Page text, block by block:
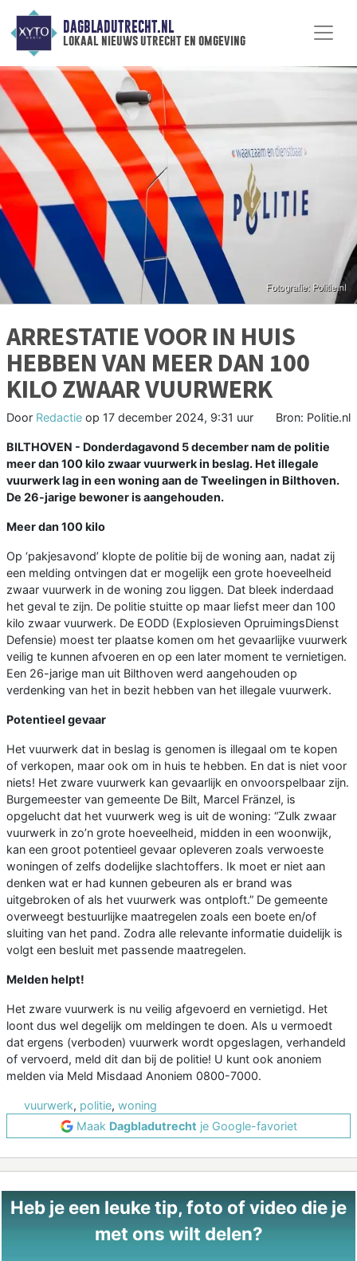
DAGBLADUTRECHT.NL
lokaal nieuws utrecht en omgeving
ARRESTATIE VOOR IN HUIS
HEBBEN VAN MEER DAN 100
KILO ZWAAR VUURWERK
Door Redactie op 17 december 2024, 9:31 uur Bron: Politie.nl
BILTHOVEN - Donderdagavond 5 december nam de politie
meer dan 100 kilo zwaar vuurwerk in beslag. Het illegale
vuurwerk lag in een woning aan de Tweelingen in Bilthoven.
De 26-jarige bewoner is aangehouden.
Meer dan 100 kilo
Op ‘pakjesavond’ klopte de politie bij de woning aan, nadat zij
een melding ontvingen dat er mogelijk een grote hoeveelheid
zwaar vuurwerk in de woning zou liggen. Dat bleek inderdaad
het geval te zijn. De politie stuitte op maar liefst meer dan 100
kilo zwaar vuurwerk. De EODD (Explosieven OpruimingsDienst
Defensie) moest ter plaatse komen om het gevaarlijke vuurwerk
veilig te kunnen afvoeren en op een later moment te vernietigen.
Een 26-jarige man uit Bilthoven werd aangehouden op
verdenking van het in bezit hebben van het illegale vuurwerk.
Potentieel gevaar
Het vuurwerk dat in beslag is genomen is illegaal om te kopen
of verkopen, maar ook om in huis te hebben. En dat is niet voor
niets! Het zware vuurwerk kan gevaarlijk en onvoorspelbaar zijn.
Burgemeester van gemeente De Bilt, Marcel Fränzel, is
opgelucht dat het vuurwerk weg is uit de woning: “Zulk zwaar
vuurwerk in zo’n grote hoeveelheid, midden in een woonwijk,
kan een groot potentieel gevaar opleveren zoals verwoeste
woningen of zelfs dodelijke slachtoffers. Ik moet er niet aan
denken wat er had kunnen gebeuren als er brand was
uitgebroken of als het vuurwerk was ontploft.” De gemeente
overweegt bestuurlijke maatregelen zoals een boete en/of
sluiting van het pand. Zodra alle relevante informatie duidelijk is
volgt een besluit met passende maatregelen.
Melden helpt!
Het zware vuurwerk is nu veilig afgevoerd en vernietigd. Het
loont dus wel degelijk om meldingen te doen. Als u vermoedt
dat ergens (verboden) vuurwerk wordt opgeslagen, verhandeld
of vervoerd, meld dit dan bij de politie! U kunt ook anoniem
melden via Meld Misdaad Anoniem 0800-7000.
vuurwerk, politie, woning
Maak Dagbladutrecht je Google-favoriet
Heb je een leuke tip, foto of video die je
met ons wilt delen?